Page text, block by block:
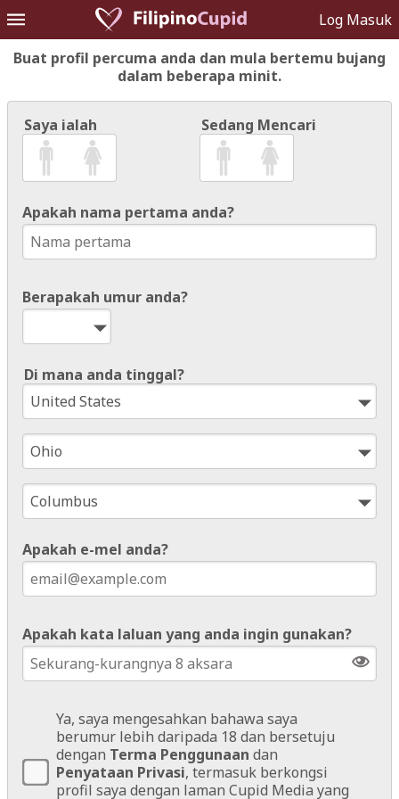
Log Masuk
Buat profil percuma anda dan mula bertemu bujang
dalam beberapa minit.
Saya ialah Sedang Mencari
Apakah nama pertama anda?
Berapakah umur anda?
Di mana anda tinggal?
Apakah e-mel anda?
Apakah kata laluan yang anda ingin gunakan?
Ya, saya mengesahkan bahawa saya
berumur lebih daripada 18 dan bersetuju
dengan Terma Penggunaan dan
Penyataan Privasi, termasuk berkongsi
profil saya dengan laman Cupid Media yang